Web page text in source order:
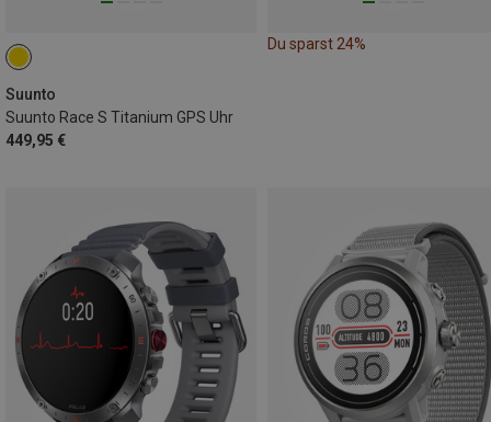
Suunto
Suunto Race S Titanium GPS Uhr
449,95 €
Du sparst 24%